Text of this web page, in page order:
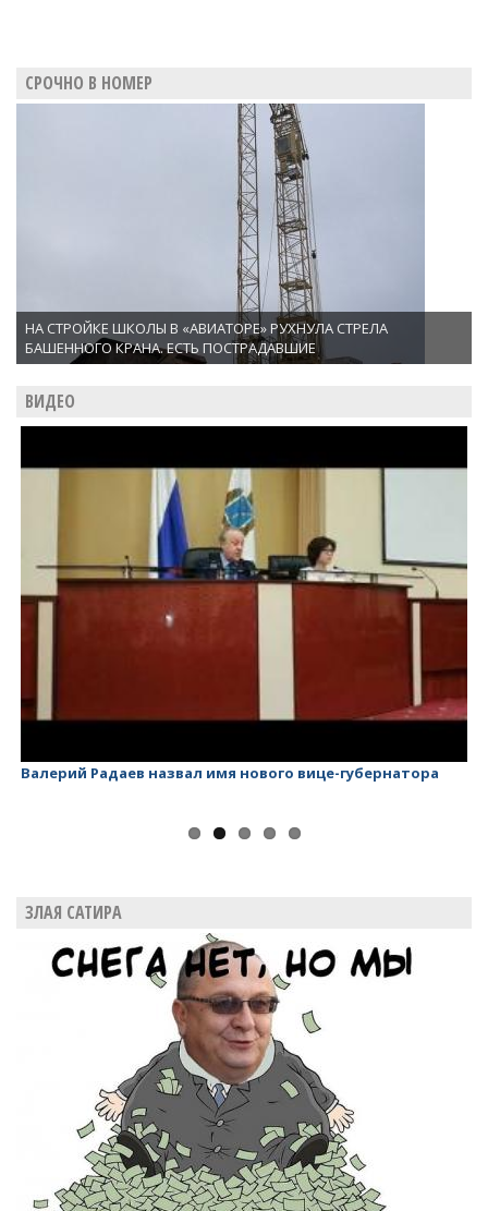
СРОЧНО В НОМЕР
НА СТРОЙКЕ ШКОЛЫ В «АВИАТОРЕ» РУХНУЛА СТРЕЛА
БАШЕННОГО КРАНА. ЕСТЬ ПОСТРАДАВШИЕ
ВИДЕО
Валерий Радаев назвал имя нового вице-губернатора
ЗЛАЯ САТИРА